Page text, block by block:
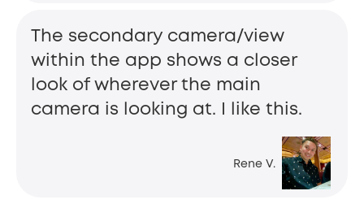
Rene V.
The secondary camera/view
within the app shows a closer
look of wherever the main
camera is looking at. I like this.